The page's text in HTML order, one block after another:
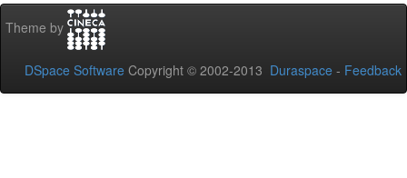
Theme by
DSpace Software Copyright © 2002-2013 Duraspace - Feedback